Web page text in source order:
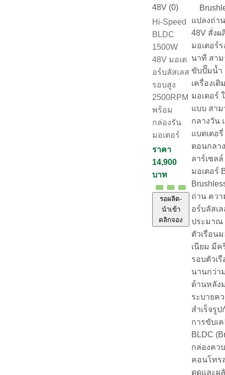
48V (0)
Hi-Speed
BLDC
1500W
48V มอเต
อร์บลัสเลส
รอบสูง
2500RPM
พร้อม
กล่องรัน
มอเตอร์
ราคา
14,900
บาท
รอผลิต-
นำเข้า
คลิกจอง
แปลงถ่า
48V สั่งผ
มอเตอร์
นาที สาม
ขับปั๊มน้ำ
เครื่องเ
มอเตอร์
แบบ สาม
กลางวัน
แบตเตอ
ตอนกลา
ลาร์เซลล์
มอเตอร์
ถ่าน ควา
อร์บลัสเ
ประมาณ
ตัวเรือน
เนียม มี
รอบตัวเ
นานกว่า
ด้านหลัง
ระบายค
สำเร็จรู
การขับเ
BLDC
กล่องคว
คอนโทร
ดูดและผ